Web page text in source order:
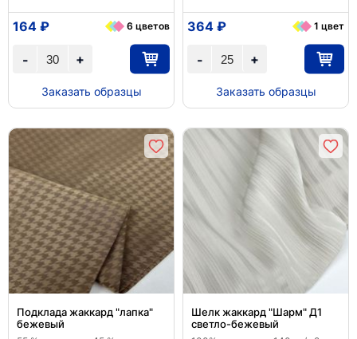
+
-
164 ₽ 6 цветов
Заказать образцы
+
-
364 ₽ 1 цвет
Заказать образцы
Подклада жаккард "лапка"
бежевый
Шелк жаккард "Шарм" Д1
светло-бежевый